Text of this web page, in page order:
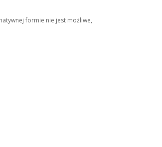
formie nie jest możliwe,